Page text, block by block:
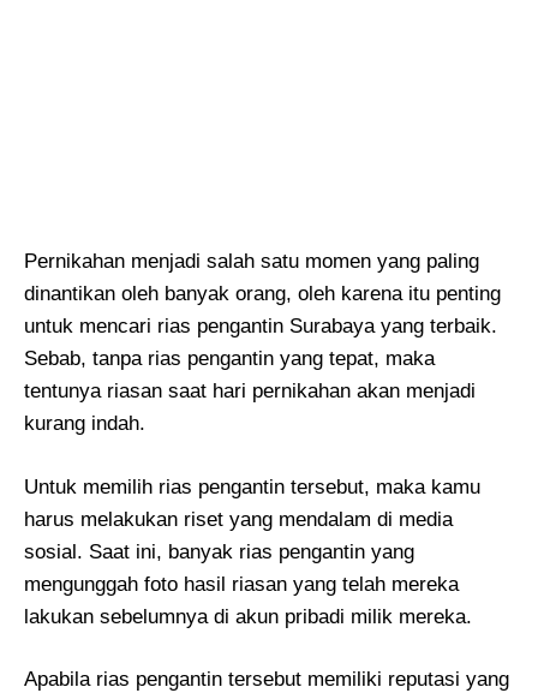
Pernikahan menjadi salah satu momen yang paling
dinantikan oleh banyak orang, oleh karena itu penting
untuk mencari rias pengantin Surabaya yang terbaik.
Sebab, tanpa rias pengantin yang tepat, maka
tentunya riasan saat hari pernikahan akan menjadi
kurang indah.
Untuk memilih rias pengantin tersebut, maka kamu
harus melakukan riset yang mendalam di media
sosial. Saat ini, banyak rias pengantin yang
mengunggah foto hasil riasan yang telah mereka
lakukan sebelumnya di akun pribadi milik mereka.
Apabila rias pengantin tersebut memiliki reputasi yang